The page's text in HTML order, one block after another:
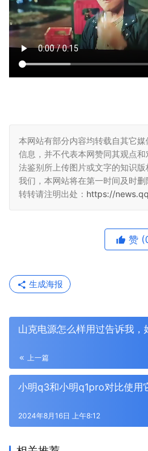
本网站有部分内容均转载自其它
信息，并不代表本网赞同其观点
法鉴别所上传图片或文字的知识
我们，本网站将在第一时间及时删
转转请注明出处： https://
赞
生成海报
山克电源怎么样用过告诉我，
上一篇
小明q3和小明q1pro对比使用
2024年8月16日 上午8:12